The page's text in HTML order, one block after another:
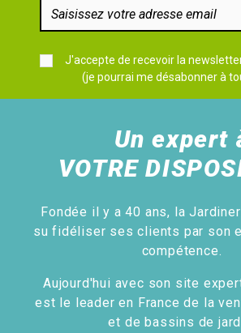
J'accepte de recevoir la
(je pourrai me désabonner à
Un expert
VOTRE
Fondée il y a 40 ans, la
su fidéliser ses clients par son
compétence.
Aujourd'hui avec son site
est le leader en France de la
et de bassins de